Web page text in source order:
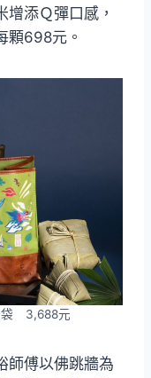
添Ｑ彈口感，
顆698元。
袋 3,688元
師傅以佛跳牆為